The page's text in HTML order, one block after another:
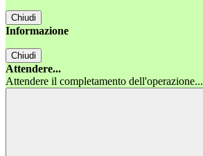
Chiudi
Informazione
Chiudi
Attendere...
Attendere il completamento dell'operazione...